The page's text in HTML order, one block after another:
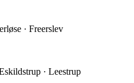
· Freerslev
· Leestrup